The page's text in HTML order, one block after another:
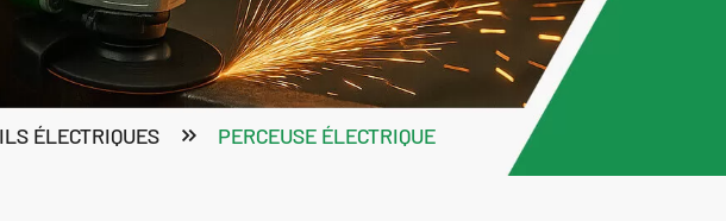
ÉLECTRIQUES PERCEUSE ÉLECTRIQUE